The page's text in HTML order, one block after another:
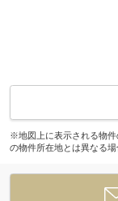
※地図上に表示される物件
の物件所在地とは異なる場